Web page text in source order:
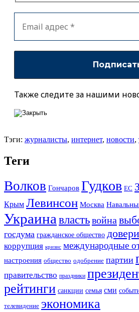
Также следите за нашими
Тэги: журналисты, интернет, новости,
Теги
Волков Гончаров Гудков ЕС
Крым Левинсон Москва
Украина властьвойна
госдума гражданское общество
коррупция кризис международные
настроения общество одобрение партии
правительство праздники
рейтинги санкции семья сми
телевидение экономика